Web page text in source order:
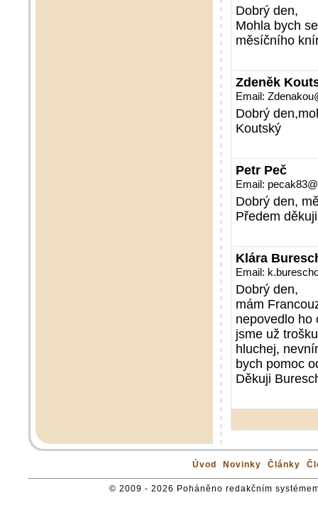
Dobrý den,
Mohla bych
měsíčního
Zdeněk
Email:
Dobrý
Koutský
Petr Peč
Email:
Dobrý den,
Předem
Klára
Email:
Dobrý den,
mám
nepovedlo ho
jsme už
hluchej,
bych pomoc
Děkuji
Úvod Novinky Články
© 2009 - 2026 Poháněno redakčním